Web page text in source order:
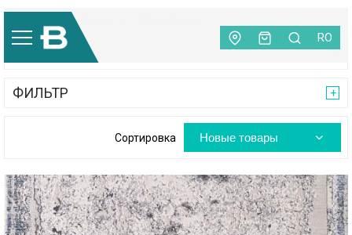
RO
КАТЕГОРИИ
ФИЛЬТР
Сортировка Новые товары